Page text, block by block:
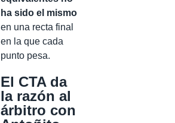
ha sido el mismo
en una recta final
en la que cada
punto pesa.
El CTA da
la razón al
árbitro con